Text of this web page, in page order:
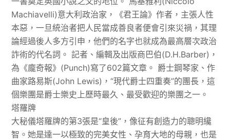
Machiavelli)意大利政治家，《君王論》作者，主張人性
本惡，一旦統治者把人民當成善良者便會引來災禍，其理
論經過後人多方引申，他們的名字也就成為最高層次政治
詐術的代名詞。 記者、編輯及出版商巴伯(D.H.Barber)，
為《龐奇報》(Punch)寫了602篇文章。 爵士鋼琴家、作
曲家路易斯(John Lewis)，“現代爵士四重奏”的團長，這
個樂團是爵士樂史上歷時最久、最受歡迎的樂團之一。
塔羅牌
大秘儀塔羅牌的第3張是“皇後”，像征有創造力的聰明纔
智。她是達一以極致的完美女性、孕育大地的母親，也是